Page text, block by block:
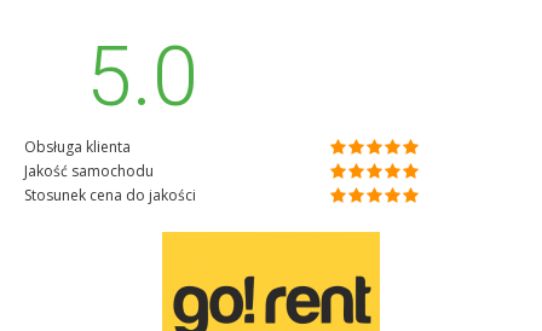
5.0
Obsługa klienta
Jakość samochodu
Stosunek cena do jakości